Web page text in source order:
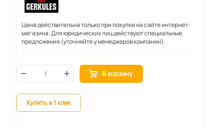
Цена действительна только при покупке на сайте интернет-
магазина. Для юридических лиц действуют специальные
предложения (уточняйте у менеджеров компании).
В корзину
Купить в 1 клик